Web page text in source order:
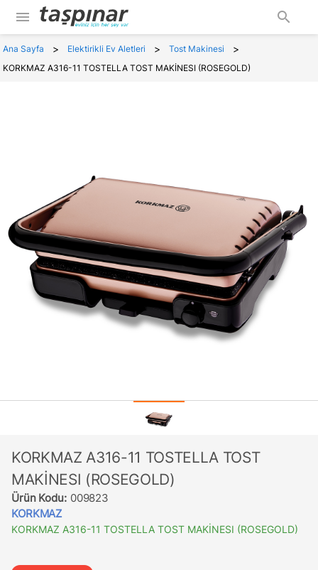
menu search
Ana Sayfa > Elektirikli Ev Aletleri > Tost Makinesi >
KORKMAZ A316-11 TOSTELLA TOST MAKİNESI (ROSEGOLD)
KORKMAZ A316-11 TOSTELLA TOST
MAKİNESI (ROSEGOLD)
Ürün Kodu: 009823
KORKMAZ
KORKMAZ A316-11 TOSTELLA TOST MAKİNESI (ROSEGOLD)